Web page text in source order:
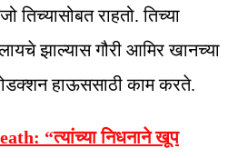
राहतो. तिच्या
झाल्यास गौरी आमिर खानच्या
हाऊससाठी काम करते.
“त्यांच्या निधनाने खूप